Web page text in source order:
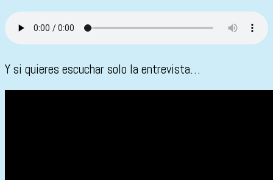
Y si quieres escuchar solo la entrevista…